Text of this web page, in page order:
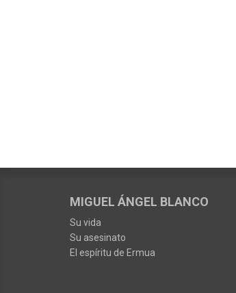
MIGUEL ÁNGEL BLANCO
Su vida
Su asesinato
El espíritu de Ermua